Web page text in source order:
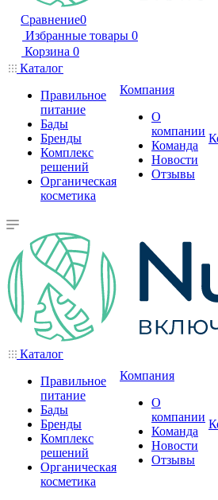
Сравнение0
Избранные товары 0
Корзина 0
Каталог
Правильное
питание
Бады
Бренды
Комплекс
решений
Органическая
косметика
Компания
О
компании
Команда
Новости
Отзывы
Каталог
Правильное
питание
Бады
Бренды
Комплекс
решений
Органическая
косметика
Компания
О
компании
Команда
Новости
Отзывы